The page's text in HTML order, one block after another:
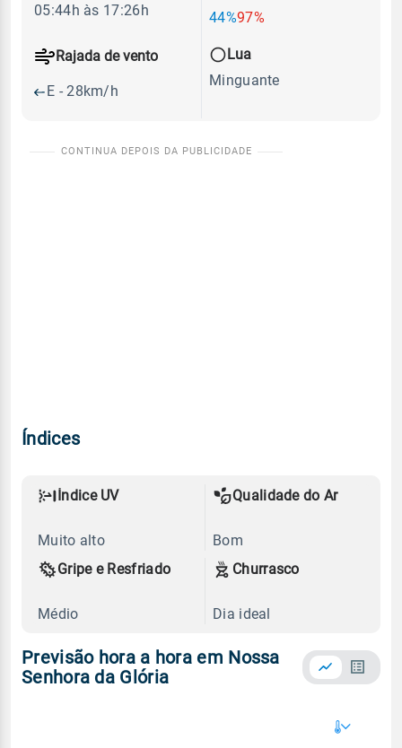
44%97%
Rajada de vento
E - 28km/h
05:44h às 17:26h
Lua
Minguante
Índices
Índice UV
Muito alto
Qualidade do Ar
Bom
Gripe e Resfriado
Médio
Churrasco
Dia ideal
Previsão hora a hora em Nossa
Senhora da Glória